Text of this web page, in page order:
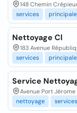
148 Chemin
services
Nettoyage Cl
183 Avenue
services
Service
Avenue Port Jérome
nettoyage
services